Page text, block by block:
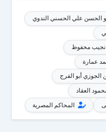
الحسن علي الحسني الندوي
نجيب محفوظ
عمارة
الجوزي أبو الفرج
العقاد
المحاكم المصرية